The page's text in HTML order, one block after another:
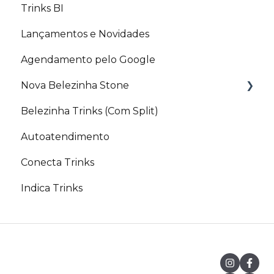
Trinks BI
Lançamentos e Novidades
Agendamento pelo Google
Nova Belezinha Stone
PIX Belezinha
Belezinha Trinks (Com Split)
Autoatendimento
Conecta Trinks
Indica Trinks